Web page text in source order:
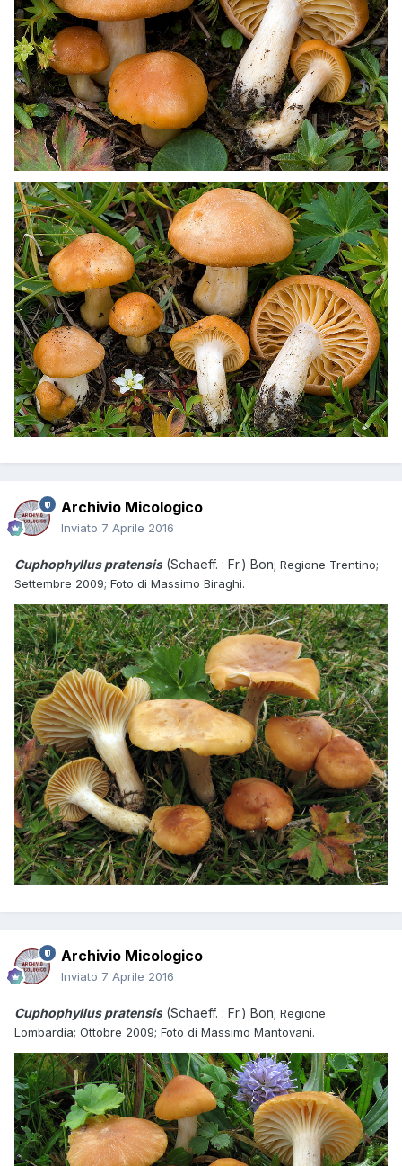
Archivio Micologico
Inviato 7 Aprile 2016
Cuphophyllus pratensis (Schaeff. : Fr.) Bon; Regione Trentino;
Settembre 2009; Foto di Massimo Biraghi.
Archivio Micologico
Inviato 7 Aprile 2016
Cuphophyllus pratensis (Schaeff. : Fr.) Bon; Regione
Lombardia; Ottobre 2009; Foto di Massimo Mantovani.